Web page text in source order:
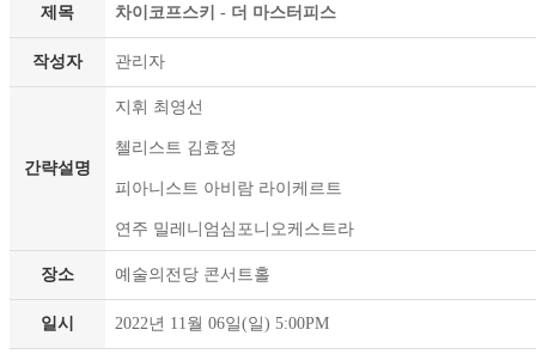
제목 차이코프스키 - 더 마스터피스
작성자 관리자
간략설명
지휘 최영선
첼리스트 김효정
피아니스트 아비람 라이케르트
연주 밀레니엄심포니오케스트라
장소 예술의전당 콘서트홀
일시 2022년 11월 06일(일) 5:00PM